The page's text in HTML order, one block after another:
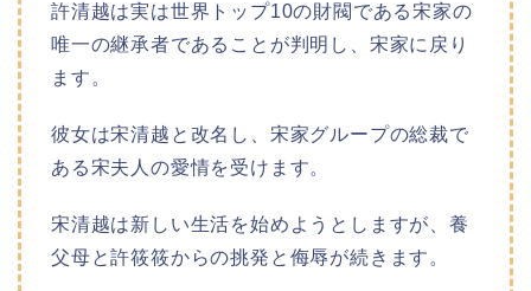
許清越は実は世界トップ10の財閥である宋家の
唯一の継承者であることが判明し、宋家に戻り
ます。
彼女は宋清越と改名し、宋家グループの総裁で
ある宋夫人の愛情を受けます。
宋清越は新しい生活を始めようとしますが、養
父母と許筱筱からの挑発と侮辱が続きます。